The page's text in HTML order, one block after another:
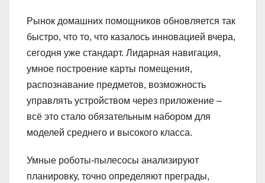
Рынок домашних помощников обновляется так
быстро, что то, что казалось инновацией вчера,
сегодня уже стандарт. Лидарная навигация,
умное построение карты помещения,
распознавание предметов, возможность
управлять устройством через приложение –
всё это стало обязательным набором для
моделей среднего и высокого класса.
Умные роботы-пылесосы анализируют
планировку, точно определяют преграды,